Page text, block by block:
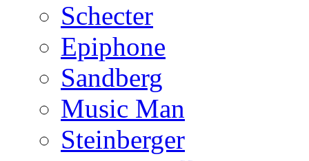
Schecter
Epiphone
Sandberg
Music Man
Steinberger